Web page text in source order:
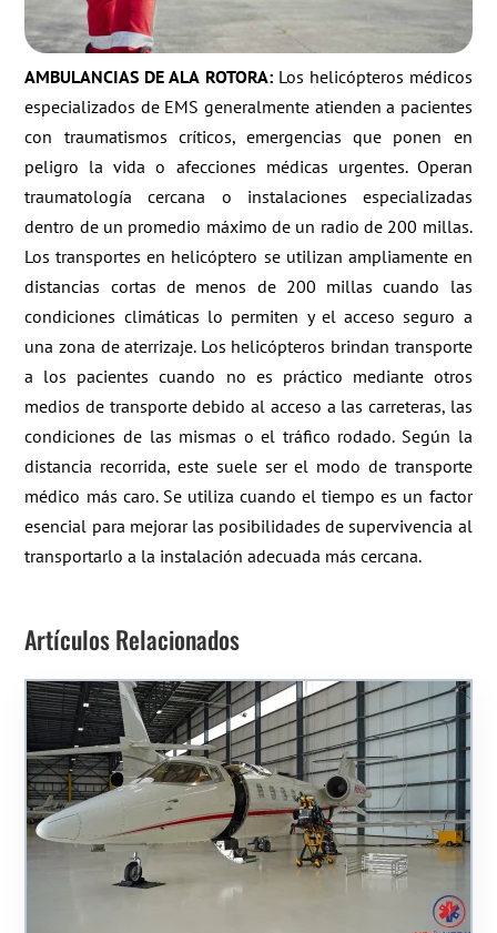
AMBULANCIAS DE ALA ROTORA:Los helicópteros médicos
especializados de EMS generalmente atienden a pacientes
con traumatismos críticos, emergencias que ponen en
peligro la vida o afecciones médicas urgentes. Operan
traumatología cercana o instalaciones especializadas
dentro de un promedio máximo de un radio de 200 millas.
Los transportes en helicóptero se utilizan ampliamente en
distancias cortas de menos de 200 millas cuando las
condiciones climáticas lo permiten y el acceso seguro a
una zona de aterrizaje. Los helicópteros brindan transporte
a los pacientes cuando no es práctico mediante otros
medios de transporte debido al acceso a las carreteras, las
condiciones de las mismas o el tráfico rodado. Según la
distancia recorrida, este suele ser el modo de transporte
médico más caro. Se utiliza cuando el tiempo es un factor
esencial para mejorar las posibilidades de supervivencia al
transportarlo a la instalación adecuada más cercana.
Artículos Relacionados